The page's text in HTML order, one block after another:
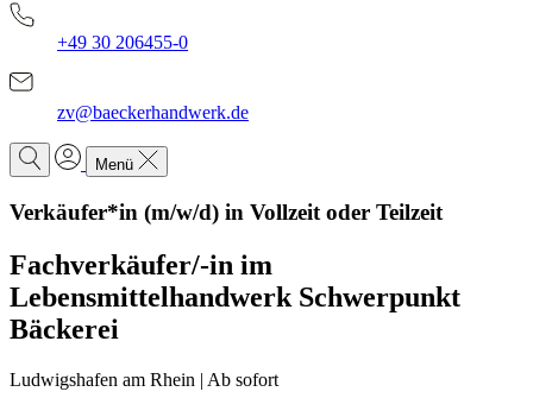
+49 30 206455-0
zv@baeckerhandwerk.de
Menü
Verkäufer*in (m/w/d) in Vollzeit oder Teilzeit
Fachverkäufer/-in im
Lebensmittelhandwerk Schwerpunkt
Bäckerei
Ludwigshafen am Rhein | Ab sofort